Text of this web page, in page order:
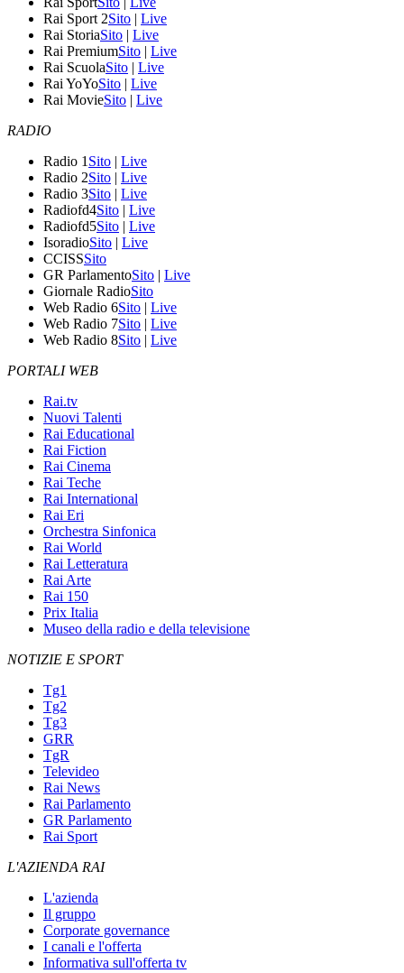
Rai Sport 2Sito | Live
Rai StoriaSito | Live
Rai PremiumSito | Live
Rai ScuolaSito | Live
Rai YoYoSito | Live
Rai MovieSito | Live
RADIO
Radio 1 Sito | Live
Radio 2Sito | Live
Radio 3Sito | Live
Radiofd4Sito | Live
Radiofd5Sito | Live
IsoradioSito | Live
CCISSSito
GR ParlamentoSito | Live
Giornale RadioSito
Web Radio 6Sito | Live
Web Radio 7Sito | Live
Web Radio 8Sito | Live
PORTALI WEB
Rai.tv
Nuovi Talenti
Rai Educational
Rai Fiction
Rai Cinema
Rai Teche
Rai International
Rai Eri
Orchestra Sinfonica
Rai World
Rai Letteratura
Rai Arte
Rai 150
Prix Italia
Museo della radio e della televisione
NOTIZIE E SPORT
Tg1
Tg2
Tg3
GRR
TgR
Televideo
Rai News
Rai Parlamento
GR Parlamento
Rai Sport
L'AZIENDA RAI
L'azienda
Il gruppo
Corporate governance
I canali e l'offerta
Informativa sull'offerta tv